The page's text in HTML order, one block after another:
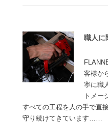
職人に
客様か
寧に職
トメー
すべての工程を人の手で直
守り続けてきています……